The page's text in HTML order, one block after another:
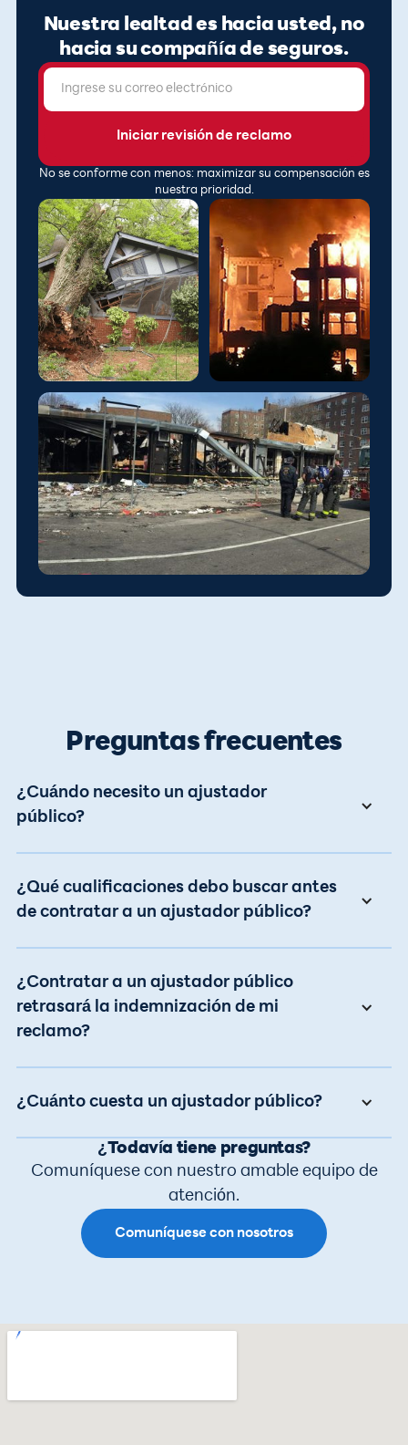
Nuestra lealtad es hacia usted, no
hacia su compañía de seguros.
No se conforme con menos: maximizar su compensación es
nuestra prioridad.
Preguntas frecuentes
¿Cuándo necesito un ajustador
público?
¿Qué cualificaciones debo buscar antes
de contratar a un ajustador público?
¿Contratar a un ajustador público
retrasará la indemnización de mi
reclamo?
¿Cuánto cuesta un ajustador público?
¿Todavía tiene preguntas?
Comuníquese con nuestro amable equipo de
atención.
Comuníquese con nosotros